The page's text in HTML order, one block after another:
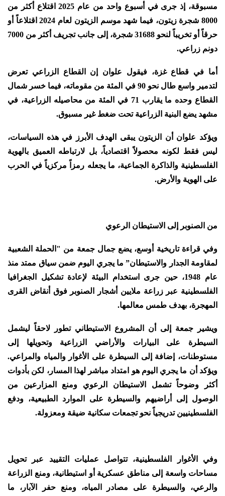
مسبوقة، إذ جرى في أسبوع واحد من عام 2025 اقتلاع أكثر من
8000 شجرة زيتون، فيما شهد موسم الزيتون لعام 2024 اقتلاعاً أو
حرقاً أو تخريباً لنحو 31688 شجرة، إلى جانب تجريف أكثر من 7000
دونم زراعي.
أما في قطاع غزة، فيقول علوان إن القطاع الزراعي تعرض
لتدمير واسع طال نحو 90 في المئة من مقوماته، فيما خسر شمال
القطاع وحده ما يقارب 71 في المئة من محاصيله الزراعية، في
مشهد يضع البنية الزراعية تحت ضغط غير مسبوق.
ويؤكد علوان أن الزيتون يبقى الهدف الأبرز في هذه السياسات،
ليس فقط لكونه محصولاً اقتصادياً، بل لارتباطه العميق بالهوية
الفلسطينية والذاكرة الجماعية، ما يجعله رمزاً مركزياً في الحرب
على الهوية والأرض.
من الصنوبر إلى الاستيطان الرعوي
وفي قراءة تاريخية أوسع، يضع جمال جمعة من "الحملة الشعبية
لمقاومة الجدار والاستيطان” ما يجري اليوم ضمن سياق ممتد منذ
عام 1948، حين جرى استخدام البيئة لإعادة تشكيل الجغرافيا
الفلسطينية عبر زراعة ملايين أشجار الصنوبر فوق أنقاض القرى
المهجرة، بهدف طمس معالمها.
ويشير جمعة إلى أن المشروع الاستيطاني تطور لاحقاً ليشمل
السيطرة على البيارات والأراضي الزراعية وتحويلها إلى
مستوطنات، إضافة إلى السيطرة على الأغوار والمياه والمراعي.
ويؤكد أن ما يجري اليوم هو امتداد مباشر لهذا المسار، لكن بأدوات
أكثر وضوحاً تشمل الاستيطان الرعوي ومنع المزارعين من
الوصول إلى أراضيهم والسيطرة على الموارد الطبيعية، ودفع
الفلسطينيين تدريجياً نحو تجمعات سكانية ضيقة ومعزولة.
وفي الأغوار الفلسطينية، تتواصل عمليات التقييد عبر تحويل
مساحات واسعة إلى مناطق عسكرية أو استيطانية، ومنع الزراعة
والرعي، والسيطرة على مصادر المياه، ومنع حفر الآبار، ما